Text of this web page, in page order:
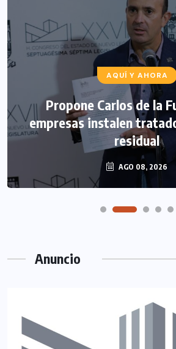
AQUÍ Y AHORA
Propone Carlos de la
empresas instalen
residual
AGO 08, 2026
Anuncio